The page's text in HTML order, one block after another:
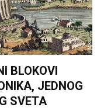
BLOKOVI
JEDNOG
SVETA